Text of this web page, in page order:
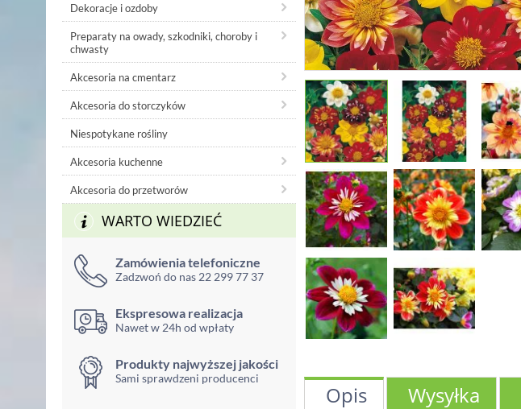
Dekoracje i ozdoby
Preparaty na owady, szkodniki, choroby i
chwasty
Akcesoria na cmentarz
Akcesoria do storczyków
Niespotykane rośliny
Akcesoria kuchenne
Akcesoria do przetworów
WARTO WIEDZIEĆ
Zamówienia telefoniczne
Zadzwoń do nas 22 299 77 37
Ekspresowa realizacja
Nawet w 24h od wpłaty
Produkty najwyższej jakości
Sami sprawdzeni producenci
Opis Wysyłka